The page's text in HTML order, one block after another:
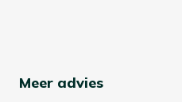
Meer advies